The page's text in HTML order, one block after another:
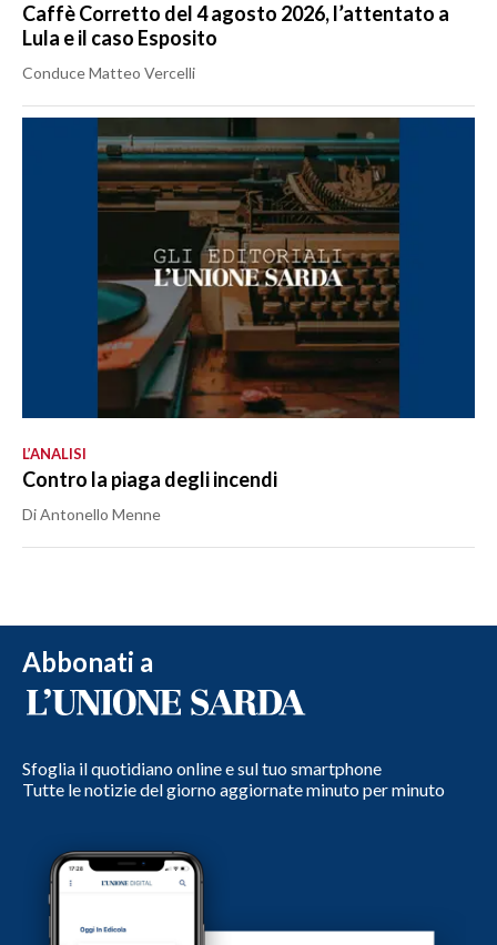
Caffè Corretto del 4 agosto 2026, l’attentato a
Lula e il caso Esposito
Conduce Matteo Vercelli
L’ANALISI
Contro la piaga degli incendi
Di Antonello Menne
Abbonati a
Sfoglia il quotidiano online e sul tuo smartphone
Tutte le notizie del giorno aggiornate minuto per minuto